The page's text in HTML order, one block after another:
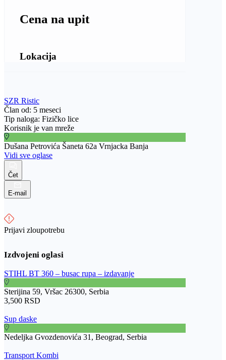
Cena na upit
Lokacija
SZR Ristic
Član od: 5 meseci
Tip naloga: Fizičko lice
Korisnik je van mreže
Dušana Petrovića Šaneta 62a Vrnjacka Banja
Vidi sve oglase
Čet
E-mail
Prijavi zloupotrebu
STIHL BT 360 – busac rupa – izdavanje
Sterijina 59, Vršac 26300, Serbia
3,500 RSD
Sup daske
Nedeljka Gvozdenovića 31, Beograd, Serbia
Transport Kombi